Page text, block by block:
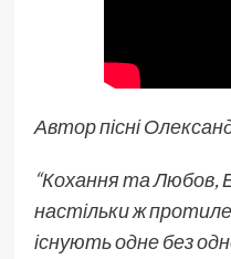
Автор пісні
“Кохання та Любов,
настільки ж
існують одне без